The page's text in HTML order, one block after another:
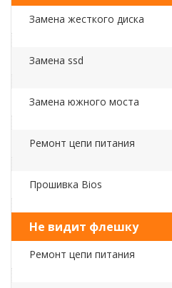
Замена жесткого диска
Замена ssd
Замена южного моста
Ремонт цепи питания
Прошивка Bios
Не видит флешку
Ремонт цепи питания